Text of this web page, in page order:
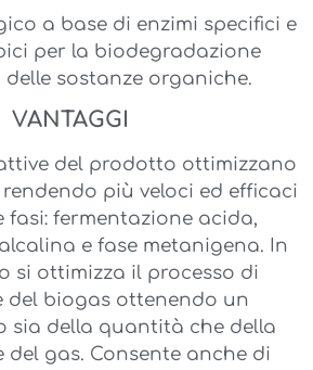
a base di enzimi specifici e
per la biodegradazione
sostanze organiche.
VANTAGGI
del prodotto ottimizzano
più veloci ed efficaci
fasi: fermentazione acida,
e fase metanigena. In
si ottimizza il processo di
del biogas ottenendo un
sia della quantità che della
del gas. Consente anche di